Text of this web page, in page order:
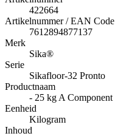
422664
Artikelnummer / EAN Code
7612894877137
Merk
Sika®
Serie
Sikafloor-32 Pronto
Productnaam
- 25 kg A Component
Eenheid
Kilogram
Inhoud